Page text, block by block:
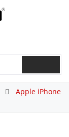
Apple iPhone